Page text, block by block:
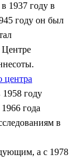
1937 году в
году он был
Центре
центра
году
года
в
а с 1978